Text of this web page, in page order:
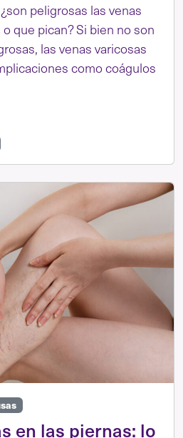
peligrosas las venas
que pican? Si bien no son
las venas varicosas
como coágulos
en las piernas: lo